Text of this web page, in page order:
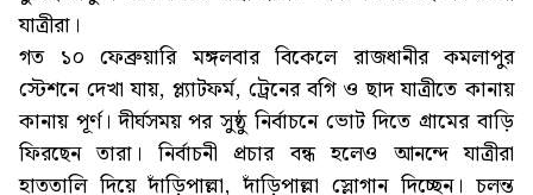
যাত্রীরা।
গত ১০ ফেব্রুয়ারি মঙ্গলবার বিকেলে রাজধানীর কমলাপুর
স্টেশনে দেখা যায়, প্ল্যাটফর্ম, ট্রেনের বগি ও ছাদ যাত্রীতে কানায়
কানায় পূর্ণ। দীর্ঘসময় পর সুষ্ঠু নির্বাচনে ভোট দিতে গ্রামের বাড়ি
ফিরছেন তারা। নির্বাচনী প্রচার বন্ধ হলেও আনন্দে যাত্রীরা
হাততালি দিয়ে দাঁড়িপাল্লা, দাঁড়িপাল্লা স্লোগান দিচ্ছেন। চলন্ত